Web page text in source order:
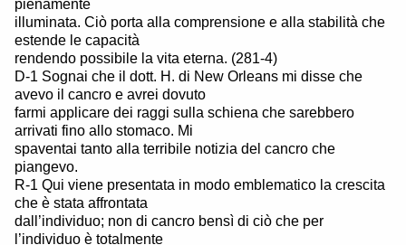
pienamente
illuminata. Ciò porta alla comprensione e alla stabilità che
estende le capacità
rendendo possibile la vita eterna. (281-4)
D-1 Sognai che il dott. H. di New Orleans mi disse che
avevo il cancro e avrei dovuto
farmi applicare dei raggi sulla schiena che sarebbero
arrivati fino allo stomaco. Mi
spaventai tanto alla terribile notizia del cancro che
piangevo.
R-1 Qui viene presentata in modo emblematico la crescita
che è stata affrontata
dall’individuo; non di cancro bensì di ciò che per
l’individuo è totalmente